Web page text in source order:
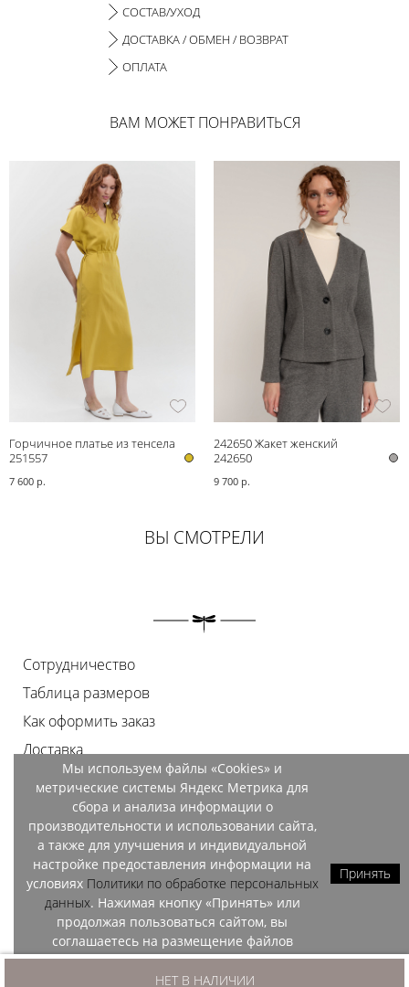
НЕТ В НАЛИЧИИ
СОСТАВ/УХОД
ДОСТАВКА / ОБМЕН / ВОЗВРАТ
ОПЛАТА
ВАМ МОЖЕТ ПОНРАВИТЬСЯ
Горчичное платье из тенсела
Bravissimo
251557
7 600 р.
242650 Жакет женский
242650
9 700 р.
ВЫ СМОТРЕЛИ
Сотрудничество
Таблица размеров
Как оформить заказ
Доставка
Оплата
Возврат
Документы
Контакты
Магазины
Мы используем файлы «Cookies» и
метрические системы Яндекс Метрика для
сбора и анализа информации о
производительности и использовании сайта,
а также для улучшения и индивидуальной
настройке предоставления информации на
условиях Политики по обработке персональных
данных. Нажимая кнопку «Принять» или
продолжая пользоваться сайтом, вы
соглашаетесь на размещение файлов
«Cookies» и обработку данных метрических
систем Яндекс Метрика.
Принять